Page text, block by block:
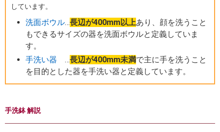
しています。
洗面ボウル…長辺が400mm以上あり、顔を洗うこと
もできるサイズの器を洗面ボウルと定義していま
す。
手洗い器 …長辺が400mm未満で主に手を洗うこと
を目的とした器を手洗い器と定義しています。
手洗鉢 解説